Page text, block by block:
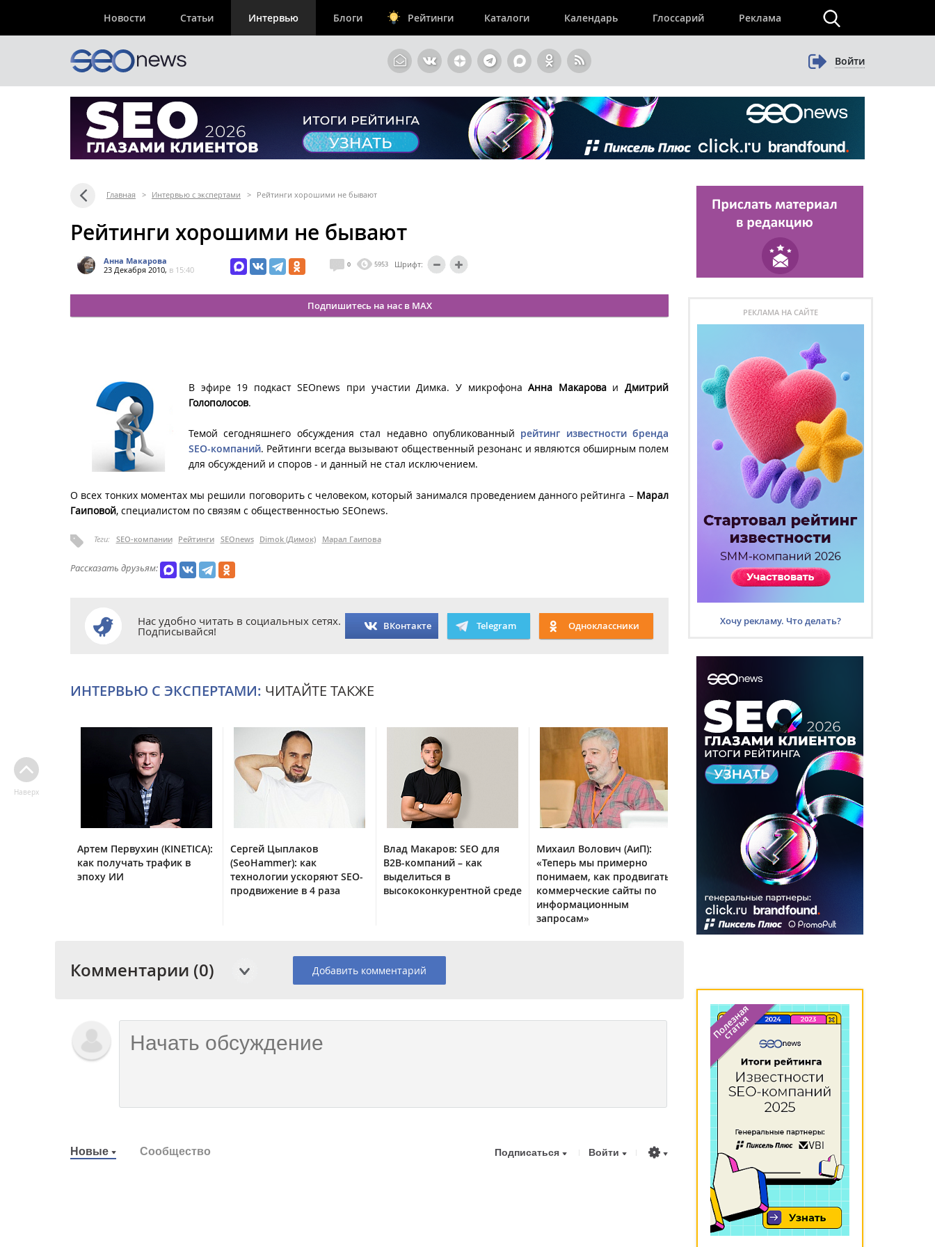
Новости Статьи Интервью Блоги Рейтинги Каталоги Календарь Глоссарий Реклама
Войти
Главная > Интервью с экспертами > Рейтинги хорошими не бывают
Рейтинги хорошими не бывают
Анна Макарова
23 Декабря 2010, в 15:40 0 5953 Шрифт:
Подпишитесь на нас в MAX
В эфире 19 подкаст SEOnews при участии Димка. У микрофонаАнна МакароваиДмитрий
Голополосов.
Темой сегодняшнего обсуждения стал недавно опубликованный рейтинг известности бренда
SEO-компаний. Рейтинги всегда вызывают общественный резонанс и являются обширным полем
для обсуждений и споров - и данный не стал исключением.
О всех тонких моментах мы решили поговорить с человеком, который занимался проведением данного рейтинга – Марал
Гаиповой, специалистом по связям с общественностью SEOnews.
Теги: SEO-компании Рейтинги SEOnews Dimok (Димок) Марал Гаипова
Рассказать друзьям:
Нас удобно читать в социальных сетях.
Подписывайся! ВКонтакте Telegram Одноклассники
ИНТЕРВЬЮ С ЭКСПЕРТАМИ: ЧИТАЙТЕ ТАКЖЕ
Артем Первухин (KINETICA):
как получать трафик в
эпоху ИИ
Сергей Цыплаков
(SeoHammer): как
технологии ускоряют SEO-
продвижение в 4 раза
Влад Макаров: SEO для
B2B-компаний – как
выделиться в
высококонкурентной среде
Михаил Волович (АиП):
«Теперь мы примерно
понимаем, как продвигать
коммерческие сайты по
информационным
запросам»
Комментарии (0) Добавить комментарий
Новые Сообщество Подписаться Войти
Наверх
РЕКЛАМА НА САЙТЕ
Хочу рекламу. Что делать?